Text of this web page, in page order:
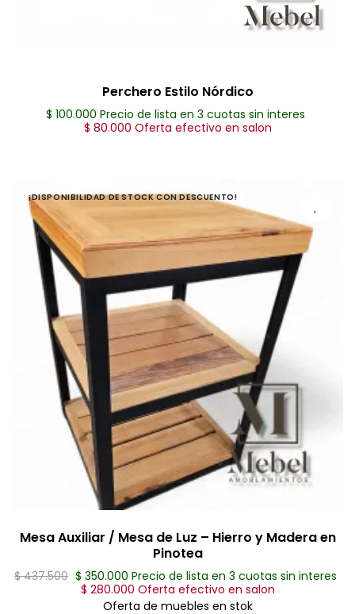
Perchero Estilo Nórdico
$ 100.000 Precio de lista en 3 cuotas sin interes
$ 80.000 Oferta efectivo en salon
¡DISPONIBILIDAD DE STOCK CON DESCUENTO!
Mesa Auxiliar / Mesa de Luz – Hierro y Madera en
Pinotea
$ 437.500 $ 350.000 Precio de lista en 3 cuotas sin interes
$ 280.000 Oferta efectivo en salon
Oferta de muebles en stok